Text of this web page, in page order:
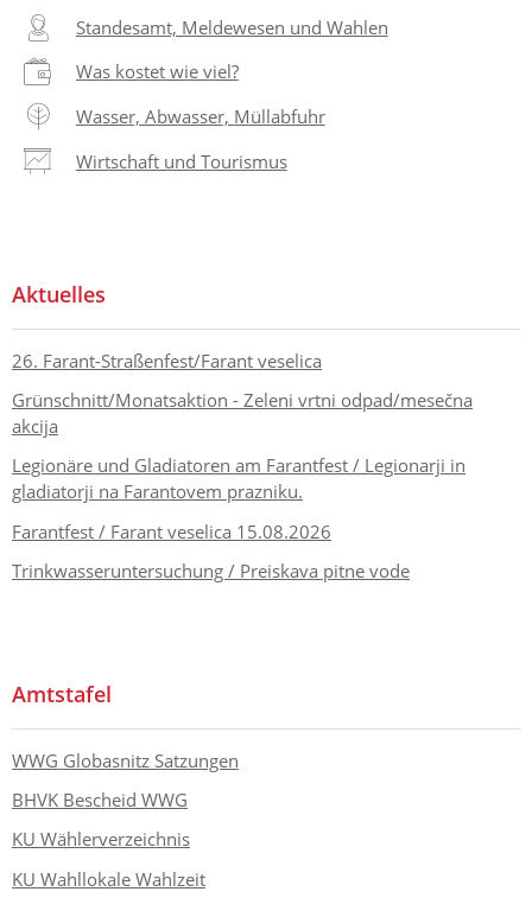
Standesamt, Meldewesen und Wahlen
Was kostet wie viel?
Wasser, Abwasser, Müllabfuhr
Wirtschaft und Tourismus
Aktuelles
26. Farant-Straßenfest/Farant veselica
Grünschnitt/Monatsaktion - Zeleni vrtni odpad/mesečna
akcija
Legionäre und Gladiatoren am Farantfest / Legionarji in
gladiatorji na Farantovem prazniku.
Farantfest / Farant veselica 15.08.2026
Trinkwasseruntersuchung / Preiskava pitne vode
Amtstafel
WWG Globasnitz Satzungen
BHVK Bescheid WWG
KU Wählerverzeichnis
KU Wahllokale Wahlzeit